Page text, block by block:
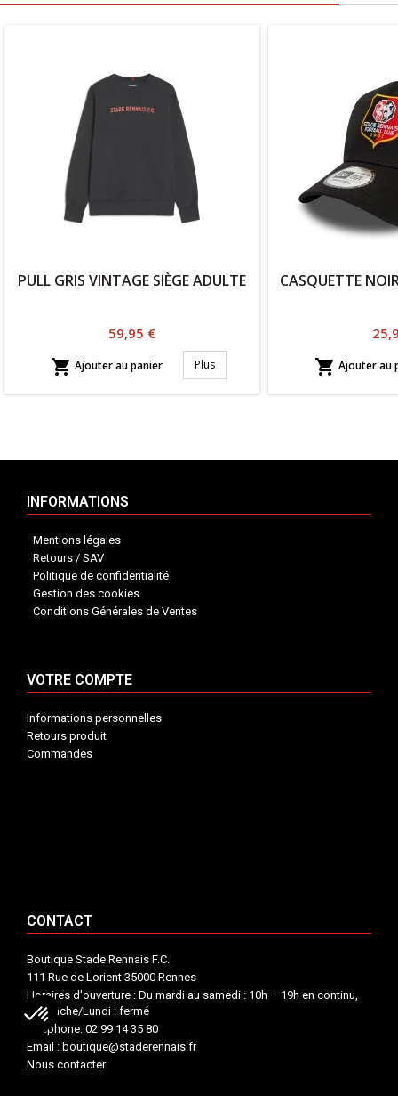
PULL GRIS VINTAGE SIÈGE ADULTE
Prix
59,95 €
 Ajouter au panier Plus
CASQUETTE
Prix
 Ajouter au
INFORMATIONS
Mentions légales
Retours / SAV
Politique de confidentialité
Gestion des cookies
Conditions Générales de Ventes
VOTRE COMPTE
Informations personnelles
Retours produit
Commandes
CONTACT
Boutique Stade Rennais F.C.
111 Rue de Lorient 35000 Rennes
Horaires d'ouverture : Du mardi au samedi : 10h – 19h en continu,
Dimanche/Lundi : fermé
Téléphone: 02 99 14 35 80
Email : boutique@staderennais.fr
Nous contacter